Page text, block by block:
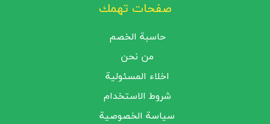
صفحات تهمك
حاسبة الخصم
من نحن
اخلاء المسئولية
شروط الاستخدام
سياسة الخصوصية